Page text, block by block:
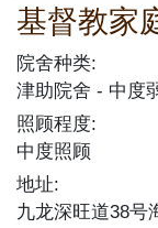
基督教家
院舍种类:
津助院舍
中度
照顾程度:
中度照顾
地址:
九龙深旺道38号